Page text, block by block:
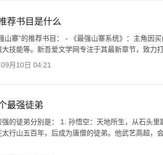
荐书目是什么
山寨”的推荐书目： - 《最强山寨系统》：主角因
技能等。新吾爱文学网专注于其最新章节，致力
月10日 04:21
最强徒弟
的徒弟分别是： 1. 孙悟空：天地所生，从石头
行山五百年，后成为唐僧的徒弟。他武艺高超，